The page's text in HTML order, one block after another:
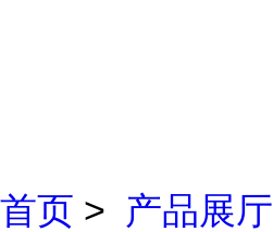
首页 > 产品展厅